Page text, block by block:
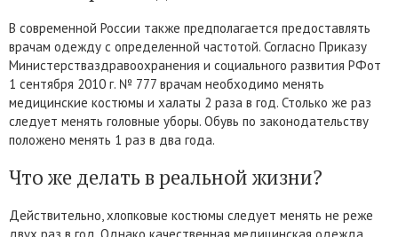
В современной России также предполагается предоставлять
врачам одежду с определенной частотой. Согласно Приказу
Министерстваздравоохранения и социального развития РФот
1 сентября 2010 г. № 777 врачам необходимо менять
медицинские костюмы и халаты 2 раза в год. Столько же раз
следует менять головные уборы. Обувь по законодательству
положено менять 1 раз в два года.
Что же делать в реальной жизни?
Действительно, хлопковые костюмы следует менять не реже